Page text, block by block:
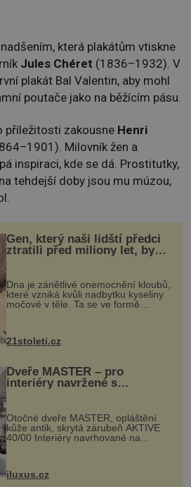
která plakátům vtiskne
Jules Chéret (1836–1932). V
plakát Bal Valentin, aby mohl
poutače jako na běžícím pásu.
příležitosti zakousne Henri
Milovník žen a
inspiraci, kde se dá. Prostitutky,
tehdejší doby jsou mu múzou,
Gen, který naši lidští předci
ztratili před miliony let, by
mohl pomoci s léčbou
„nemoci králů“
Dna je zánětlivé onemocnění kloubů,
které vzniká kvůli nadbytku kyseliny
močové v těle. Ta se ve formě
nohou, a způsobuje bole...
21stoleti.cz
Dveře MASTER – pro
interiéry navržené s
rozumem i vášní!
Otočné dveře MASTER, opláštění
kůže antik, skrytá zárubeň AKTIVE
40/00 Interiéry navrhované na
zakázku často vyžadují atypické
rozměry nejen nábytku, ale i
dnes umož...
iluxus.cz